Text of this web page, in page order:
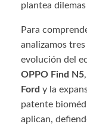
plantea
Para
analizamos
evolución del
OPPO Find N5
Ford y la
patente
aplican,